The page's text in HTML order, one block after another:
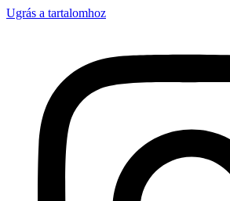
Ugrás a tartalomhoz